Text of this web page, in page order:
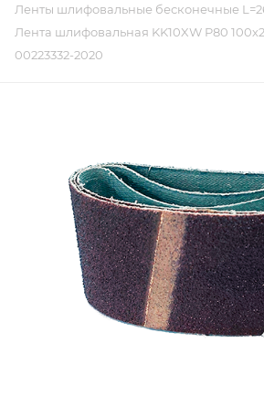
Ленты шлифовальные бесконечные
Лента шлифовальная KK10XW P80
00223332-2020